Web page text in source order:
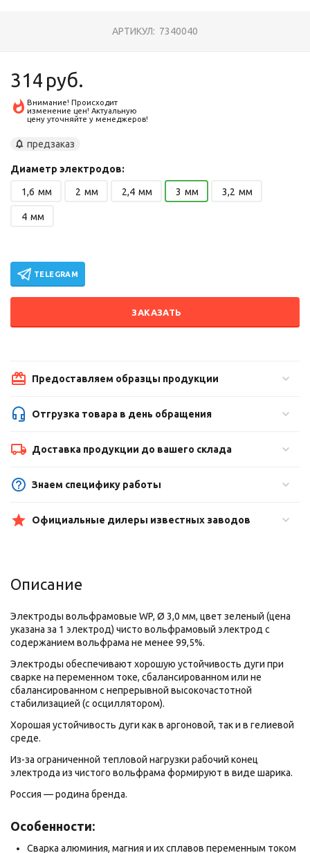
АРТИКУЛ: 7340040
314 руб.
Внимание! Происходит
изменение цен! Актуальную
цену уточняйте у менеджеров!
предзаказ
Диаметр электродов:
1,6 мм 2 мм 2,4 мм 3 мм 3,2 мм
4 мм
TELEGRAM
ЗАКАЗАТЬ
Предоставляем образцы продукции
Отгрузка товара в день обращения
Доставка продукции до вашего склада
Знаем специфику работы
Официальные дилеры известных заводов
Описание
Электроды вольфрамовые WP, Ø 3,0 мм, цвет зеленый (цена
указана за 1 электрод) чисто вольфрамовый электрод с
содержанием вольфрама не менее 99,5%.
Электроды обеспечивают хорошую устойчивость дуги при
сварке на переменном токе, сбалансированном или не
сбалансированном с непрерывной высокочастотной
стабилизацией (с осциллятором).
Хорошая устойчивость дуги как в аргоновой, так и в гелиевой
среде.
Из-за ограниченной тепловой нагрузки рабочий конец
электрода из чистого вольфрама формируют в виде шарика.
Россия — родина бренда.
Особенности:
Сварка алюминия, магния и их сплавов переменным током